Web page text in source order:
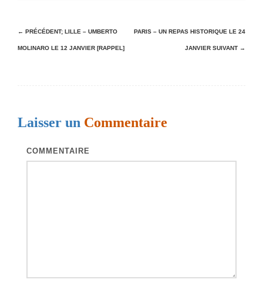
N
a
a
← PRÉCÉDENT; LILLE – UMBERTO
MOLINARO LE 12 JANVIER [RAPPEL]
PARIS – UN REPAS HISTORIQUE LE 24
JANVIER SUIVANT →
Laisser un Commentaire
COMMENTAIRE